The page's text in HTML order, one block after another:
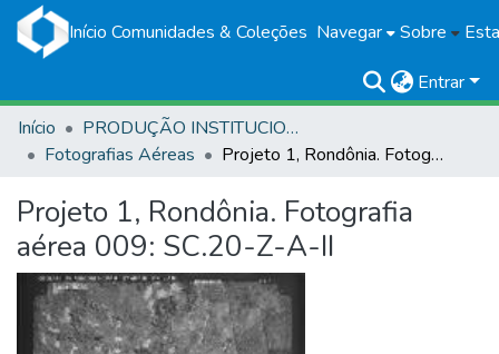
Início Comunidades & Coleções Navegar Sobre
Entrar
Início
PRODUÇÃO INSTITUCIONAL
Fotografias Aéreas
Projeto 1, Rondônia. Fotografia aérea 009: SC.20-Z-A-II
Projeto 1, Rondônia. Fotografia
aérea 009: SC.20-Z-A-II